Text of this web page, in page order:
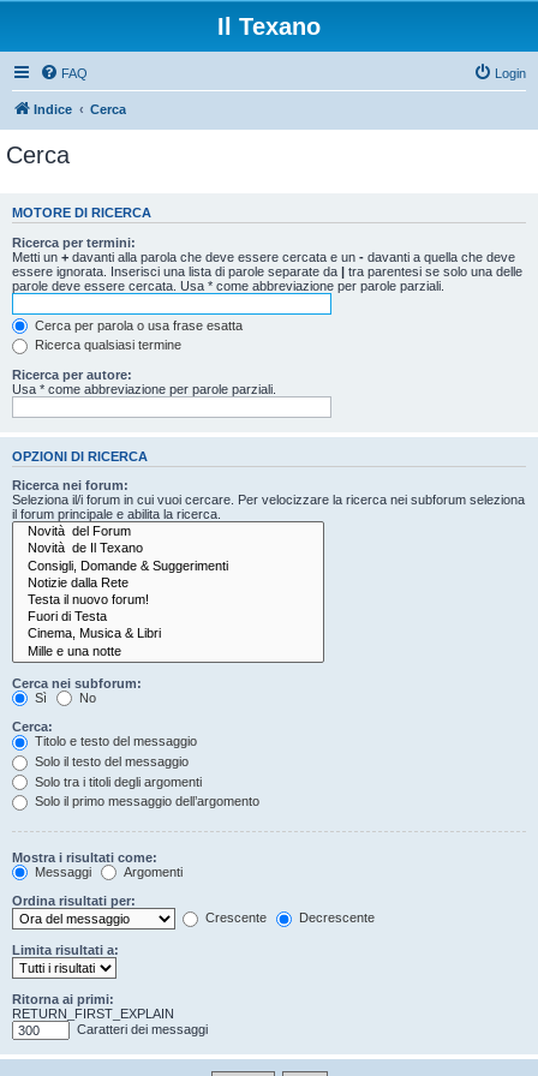
Il Texano
FAQ Login
Indice Cerca
Cerca
MOTORE DI RICERCA
Ricerca per termini:
Metti un + davanti alla parola che deve essere cercata e un - davanti a quella che deve
essere ignorata. Inserisci una lista di parole separate da | tra parentesi se solo una delle
parole deve essere cercata. Usa * come abbreviazione per parole parziali.
Cerca per parola o usa frase esatta
Ricerca qualsiasi termine
Ricerca per autore:
Usa * come abbreviazione per parole parziali.
OPZIONI DI RICERCA
Ricerca nei forum:
Seleziona il/i forum in cui vuoi cercare. Per velocizzare la ricerca nei subforum seleziona
il forum principale e abilita la ricerca.
Cerca nei subforum:
Sì
No
Cerca:
Titolo e testo del messaggio
Solo il testo del messaggio
Solo tra i titoli degli argomenti
Solo il primo messaggio dell’argomento
Mostra i risultati come:
Messaggi
Argomenti
Ordina risultati per:
Crescente
Decrescente
Limita risultati a:
Ritorna ai primi:
RETURN_FIRST_EXPLAIN
Caratteri dei messaggi